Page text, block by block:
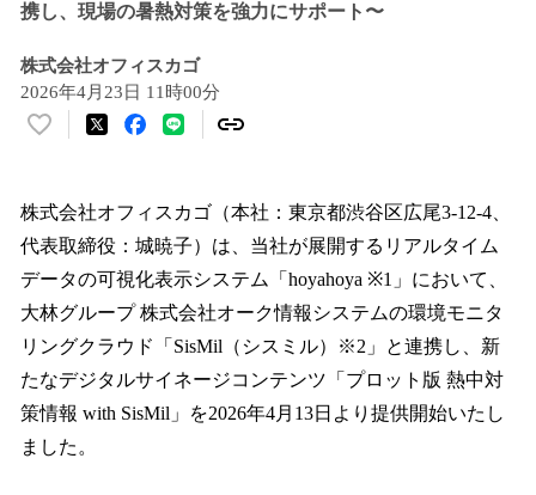
携し、現場の暑熱対策を強力にサポート〜
株式会社オフィスカゴ
2026年4月23日 11時00分
い
！
数
を
読
み
込
中
で
す
株式会社オフィスカゴ（本社：東京都渋谷区広尾3-12-4、
代表取締役：城暁子）は、当社が展開するリアルタイム
データの可視化表示システム「hoyahoya ※1」において、
大林グループ 株式会社オーク情報システムの環境モニタ
リングクラウド「SisMil（シスミル）※2」と連携し、新
たなデジタルサイネージコンテンツ「プロット版 熱中対
策情報 with SisMil」を2026年4月13日より提供開始いたし
ました。